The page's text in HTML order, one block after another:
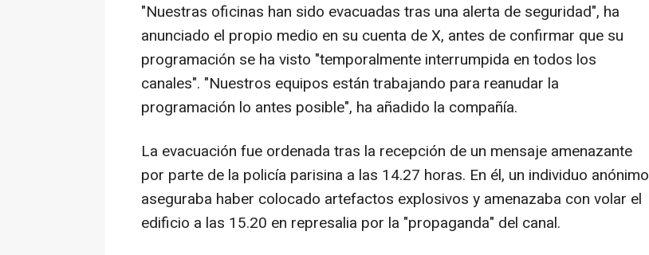
"Nuestras oficinas han sido evacuadas tras una alerta de seguridad", ha
anunciado el propio medio en su cuenta de X, antes de confirmar que su
programación se ha visto "temporalmente interrumpida en todos los
canales". "Nuestros equipos están trabajando para reanudar la
programación lo antes posible", ha añadido la compañía.
La evacuación fue ordenada tras la recepción de un mensaje amenazante
por parte de la policía parisina a las 14.27 horas. En él, un individuo anónimo
aseguraba haber colocado artefactos explosivos y amenazaba con volar el
edificio a las 15.20 en represalia por la "propaganda" del canal.